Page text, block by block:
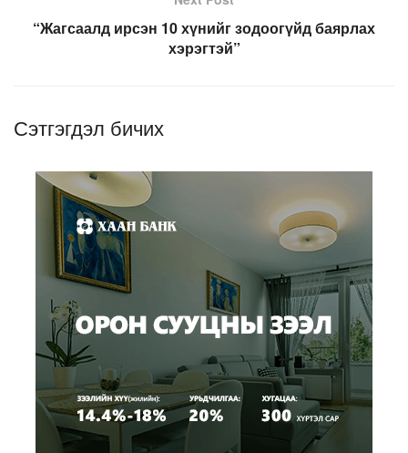
“Жагсаалд ирсэн 10 хүнийг зодоогүйд баярлах
хэрэгтэй”
Сэтгэгдэл бичих